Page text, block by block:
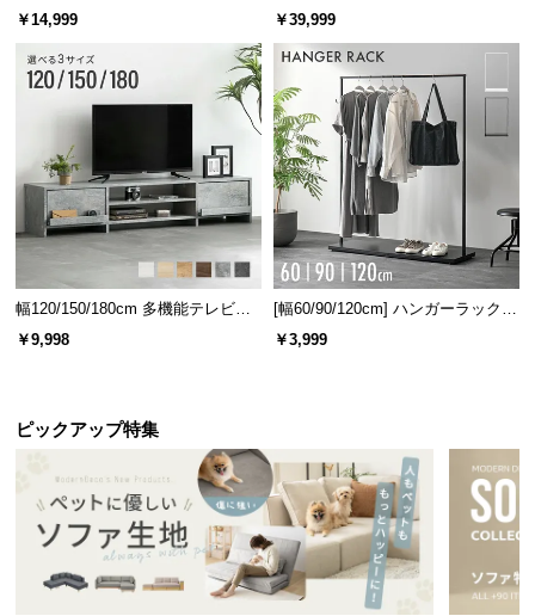
ベッド 8/12/16枚セット
￥14,999
ターテーブル 美しい格子デザイン
￥39,999
幅120/150/180cm 多機能テレビボ
ード 木目/石目調 オープン収納・
引き出し収納付き
￥9,998
[幅60/90/120cm] ハンガーラック
スチール 4段階高さ調節 サイドフ
ック オープンラック シンプル
￥3,999
ピックアップ特集